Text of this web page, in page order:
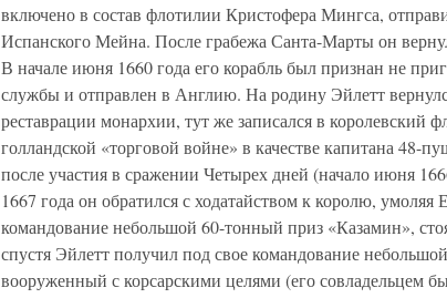
включено в состав флотилии Кристофера Мингса,
Испанского Мейна. После грабежа Санта-Марты он
В начале июня 1660 года его корабль был признан не
службы и отправлен в Англию. На родину Эйлетт
реставрации монархии, тут же записался в королевский
голландской «торговой войне» в качестве капитана 48-
после участия в сражении Четырех дней (начало июня
1667 года он обратился с ходатайством к королю, умоляя
командование небольшой 60-тонный приз «Казамин»,
спустя Эйлетт получил под свое командование
вооруженный с корсарскими целями (его совладельцем